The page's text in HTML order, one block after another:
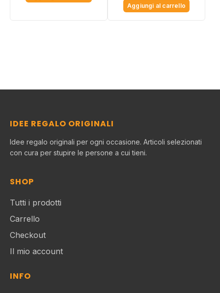
Aggiungi al carrello
IDEE REGALO ORIGINALI
Idee regalo originali per ogni occasione. Articoli selezionati
con cura per stupire le persone a cui tieni.
SHOP
Tutti i prodotti
Carrello
Checkout
Il mio account
INFO